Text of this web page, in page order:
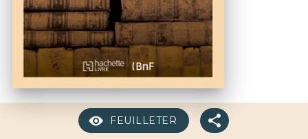
FEUILLETER